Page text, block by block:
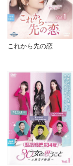
これから先の恋